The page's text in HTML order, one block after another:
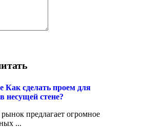
Как сделать проем для
несущей стене?
предлагает огромное
...